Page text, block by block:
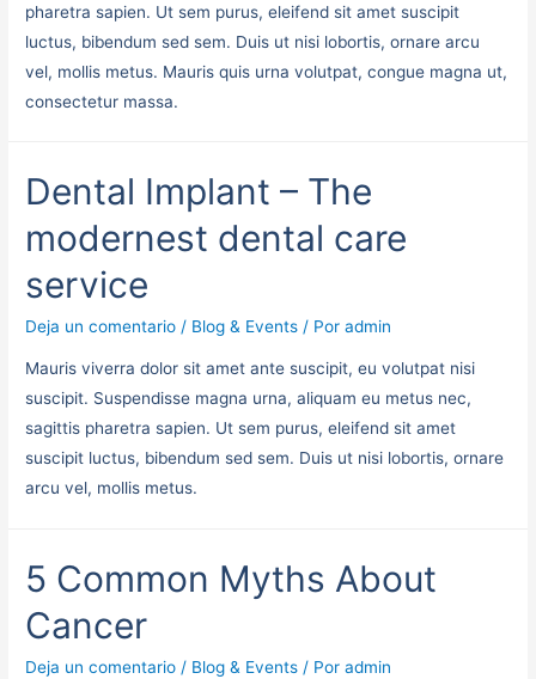
pharetra sapien. Ut sem purus, eleifend sit amet suscipit
luctus, bibendum sed sem. Duis ut nisi lobortis, ornare arcu
vel, mollis metus. Mauris quis urna volutpat, congue magna ut,
consectetur massa.
Dental Implant – The
modernest dental care
service
Deja un comentario / Blog & Events / Poradmin
Mauris viverra dolor sit amet ante suscipit, eu volutpat nisi
suscipit. Suspendisse magna urna, aliquam eu metus nec,
sagittis pharetra sapien. Ut sem purus, eleifend sit amet
suscipit luctus, bibendum sed sem. Duis ut nisi lobortis, ornare
arcu vel, mollis metus.
5 Common Myths About
Cancer
Deja un comentario / Blog & Events / Poradmin